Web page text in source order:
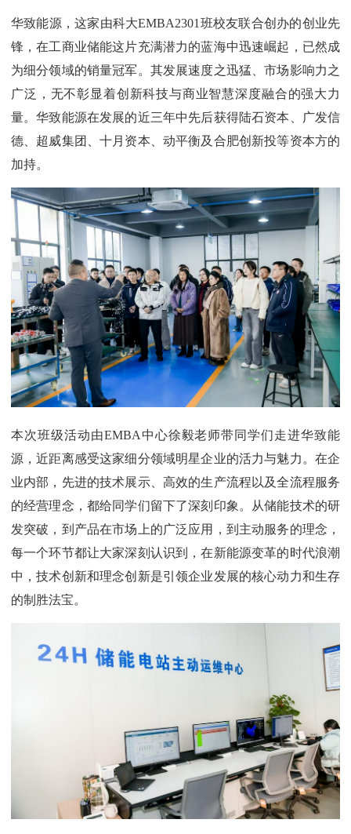
华致能源，这家由科大EMBA2301班校友联合创办的创业先
锋，在工商业储能这片充满潜力的蓝海中迅速崛起，已然成
为细分领域的销量冠军。其发展速度之迅猛、市场影响力之
广泛，无不彰显着创新科技与商业智慧深度融合的强大力
量。华致能源在发展的近三年中先后获得陆石资本、广发信
德、超威集团、十月资本、动平衡及合肥创新投等资本方的
加持。
本次班级活动由EMBA中心徐毅老师带同学们走进华致能
源，近距离感受这家细分领域明星企业的活力与魅力。在企
业内部，先进的技术展示、高效的生产流程以及全流程服务
的经营理念，都给同学们留下了深刻印象。从储能技术的研
发突破，到产品在市场上的广泛应用，到主动服务的理念，
每一个环节都让大家深刻认识到，在新能源变革的时代浪潮
中，技术创新和理念创新是引领企业发展的核心动力和生存
的制胜法宝。